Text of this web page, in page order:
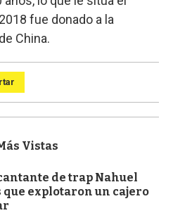
fue donado a la
China.
Vistas
de trap Nahuel
que explotaron un cajero